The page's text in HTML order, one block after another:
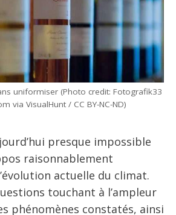
uniformiser (Photo credit: Fotografik33
via VisualHunt / CC BY-NC-ND)
presque impossible
raisonnablement
actuelle du climat.
touchant à l’ampleur
phénomènes constatés, ainsi